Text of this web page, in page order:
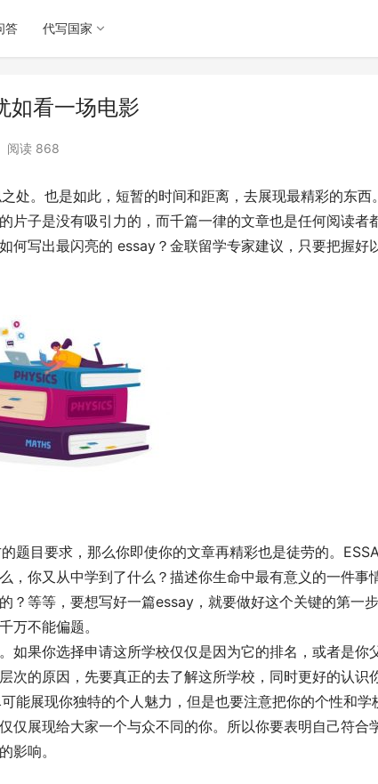
答 代写国家
如看一场电影
阅读 868
处。也是如此，短暂的时间和距离，去展现最精彩的东西
片子是没有吸引力的，而千篇一律的文章也是任何阅读者
何写出最闪亮的 essay？金联留学专家建议，只要把握好
题目要求，那么你即使你的文章再精彩也是徒劳的。
你又从中学到了什么？描述你生命中最有意义的一件事
等等，要想写好一篇essay，就要做好这个关键的第一步
万不能偏题。
如果你选择申请这所学校仅仅是因为它的排名，或者是你
次的原因，先要真正的去了解这所学校，同时更好的认识
能展现你独特的个人魅力，但是也要注意把你的个性和学
仅展现给大家一个与众不同的你。所以你要表明自己符合
影响。